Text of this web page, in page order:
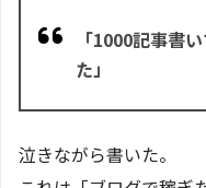
「1000記事書
た」
泣きながら書いた。